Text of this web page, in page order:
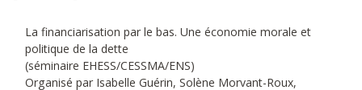
La financiarisation par le bas. Une économie morale et
politique de la dette
(séminaire EHESS/CESSMA/ENS)
Organisé par Isabelle Guérin, Solène Morvant-Roux,